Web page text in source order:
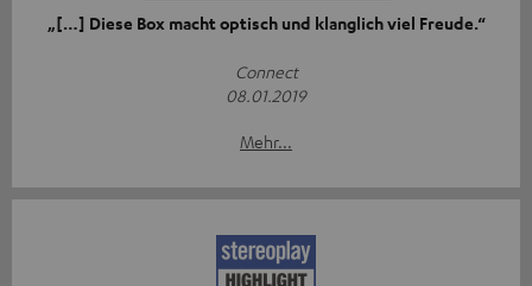
„[…] Diese Box macht optisch und klanglich viel Freude.“
Connect
08.01.2019
Mehr...